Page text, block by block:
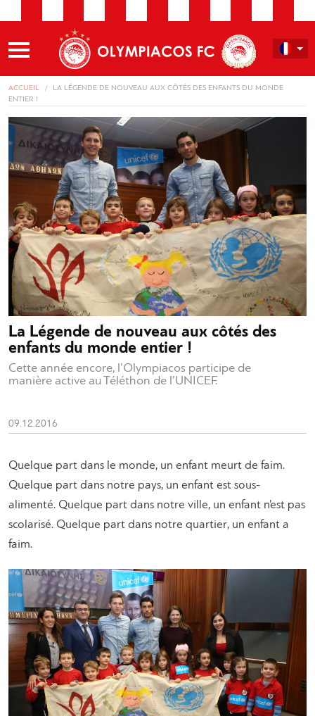
ACCUEIL
LA LÉGENDE DE NOUVEAU AUX CÔTÉS DES ENFANTS DU MONDE
ENTIER !
La Légende de nouveau aux côtés des
enfants du monde entier !
Cette année encore, l’Olympiacos participe de
manière active au Téléthon de l’UNICEF.
09.12.2016
Quelque part dans le monde, un enfant meurt de faim.
Quelque part dans notre pays, un enfant est sous-
alimenté. Quelque part dans notre ville, un enfant n’est pas
scolarisé. Quelque part dans notre quartier, un enfant a
faim.